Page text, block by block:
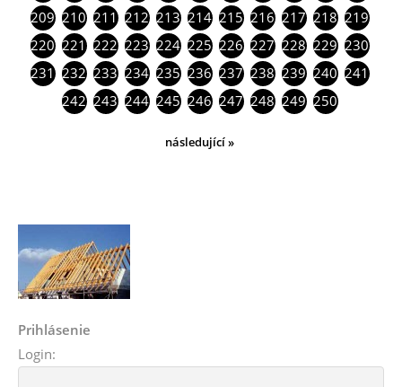
209 210 211 212 213 214 215 216 217 218 219
220 221 222 223 224 225 226 227 228 229 230
231 232 233 234 235 236 237 238 239 240 241
242 243 244 245 246 247 248 249 250
následující »
Prihlásenie
Login: